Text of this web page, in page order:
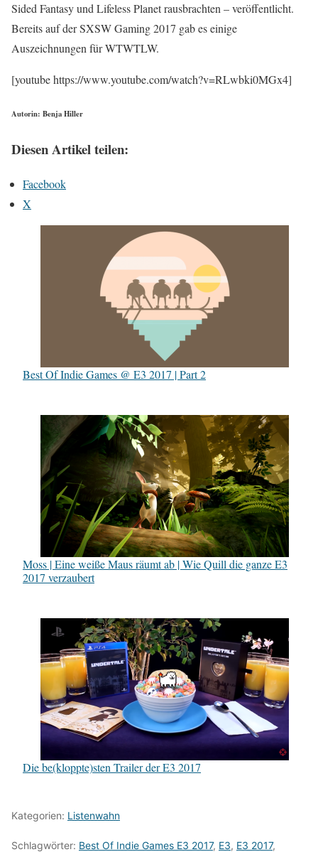
Sided Fantasy und Lifeless Planet rausbrachten – veröffentlicht.
Bereits auf der SXSW Gaming 2017 gab es einige
Auszeichnungen für WTWTLW.
[youtube https://www.youtube.com/watch?v=RLwbki0MGx4]
Autorin: Benja Hiller
Diesen Artikel teilen:
Facebook
X
Best Of Indie Games @ E3 2017 | Part 2
Moss | Eine weiße Maus räumt ab | Wie Quill die ganze E3
2017 verzaubert
Die be(kloppte)sten Trailer der E3 2017
Kategorien: Listenwahn
Schlagwörter: Best Of Indie Games E3 2017, E3, E3 2017,